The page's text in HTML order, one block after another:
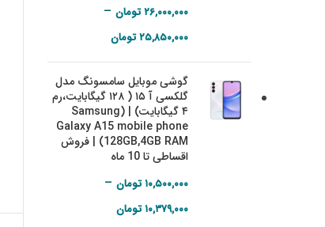
۲۶,۰۰۰,۰۰۰تومان –
۲۵,۸۵۰,۰۰۰تومان
۲۵,۸۵۰,۰۰۰ تومان
through
۲۶,۰۰۰,۰۰۰ تومان
گوشی موبایل سامسونگ مدل
گلکسی آ ۱۵ ( ۱۲۸ گیگابایت،‌رم
۴ گیگابایت) | (Samsung
Galaxy A15 mobile phone
(128GB,4GB RAM | فروش
اقساطی تا 10 ماه
۱۰,۵۰۰,۰۰۰تومان –
۱۰,۳۷۹,۰۰۰تومان